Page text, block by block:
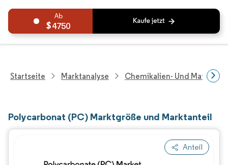
4750
Startseite Marktanalyse Chemikalien- Und
Polycarbonat (PC) Marktgröße und Marktanteil
Anteil